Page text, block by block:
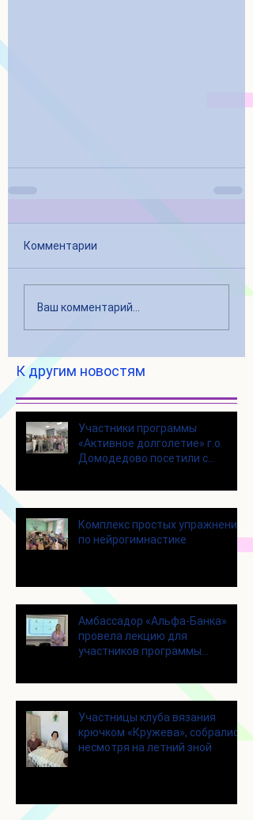
Комментарии
Ваш комментарий...
К другим новостям
Участники программы
«Активное долголетие» г.о.
Домодедово посетили с
Щелково
Комплекс простых упражнений
по нейрогимнастике
Амбассадор «Альфа-Банка»
провела лекцию для
участников программы
Участницы клуба вязания
крючком «Кружева», собрались
несмотря на летний зной